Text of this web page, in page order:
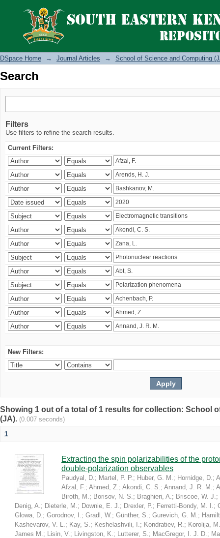
Search
DSpace Home → Journal Articles → School of Science and Computing
Search
Filters
Use filters to refine the search results.
Current Filters:
New Filters:
Showing 1 out of a total of 1 results for collection: School
(JA). (0.007 seconds)
1
Extracting the spin polarizabilities of the
double-polarization observables
Paudyal, D.; Martel, P. P.; Huber, G. M.; Hornidge, D.;
Afzal, F.; Ahmed, Z.; Akondi, C. S.; Annand, J. R. M.;
Biroth, M.; Borisov, N. S.; Braghieri, A.; Briscoe, W. J.;
Denig, A.; Dieterle, M.; Downie, E. J.; Drexler, P.; Ferretti-Bondy, M. I.;
Glowa, D.; Gorodnov, I.; Gradl, W.; Günther, S.; Gurevich, G. M.;
Kashevarov, V. L.; Kay, S.; Keshelashvili, I.; Kondratiev, R.; Korolija, M.
James M.; Lisin, V.; Livingston, K.; Lutterer, S.; MacGregor, I. J. D.;